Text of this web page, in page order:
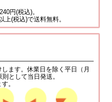
円(税込)。
上(税込)で送料無料。
ます。休業日を除く平日（月
として当日発送。
。